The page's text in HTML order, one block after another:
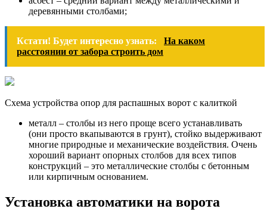
деревянными столбами;
Кстати! Будет интересно узнать:
На каком
расстоянии от забора строить дом
Схема устройства опор для распашных ворот с калиткой
металл – столбы из него проще всего устанавливать
(они просто вкапываются в грунт), стойко выдерживают
многие природные и механические воздействия. Очень
хороший вариант опорных столбов для всех типов
конструкций – это металлические столбы с бетонным
или кирпичным основанием.
Установка автоматики на ворота